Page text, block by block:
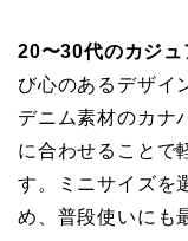
20〜30代のカジュ
び心のあるデザイ
デニム素材のカナ
に合わせることで
す。ミニサイズを
め、普段使いにも